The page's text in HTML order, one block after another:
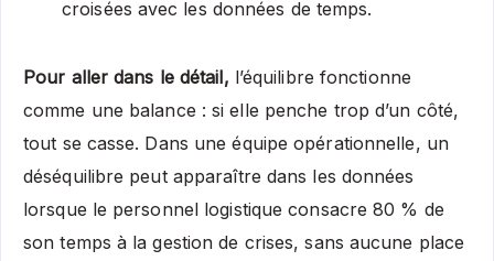
croisées avec les données de temps.
Pour aller dans le détail, l’équilibre fonctionne
comme une balance : si elle penche trop d’un côté,
tout se casse. Dans une équipe opérationnelle, un
déséquilibre peut apparaître dans les données
lorsque le personnel logistique consacre 80 % de
son temps à la gestion de crises, sans aucune place